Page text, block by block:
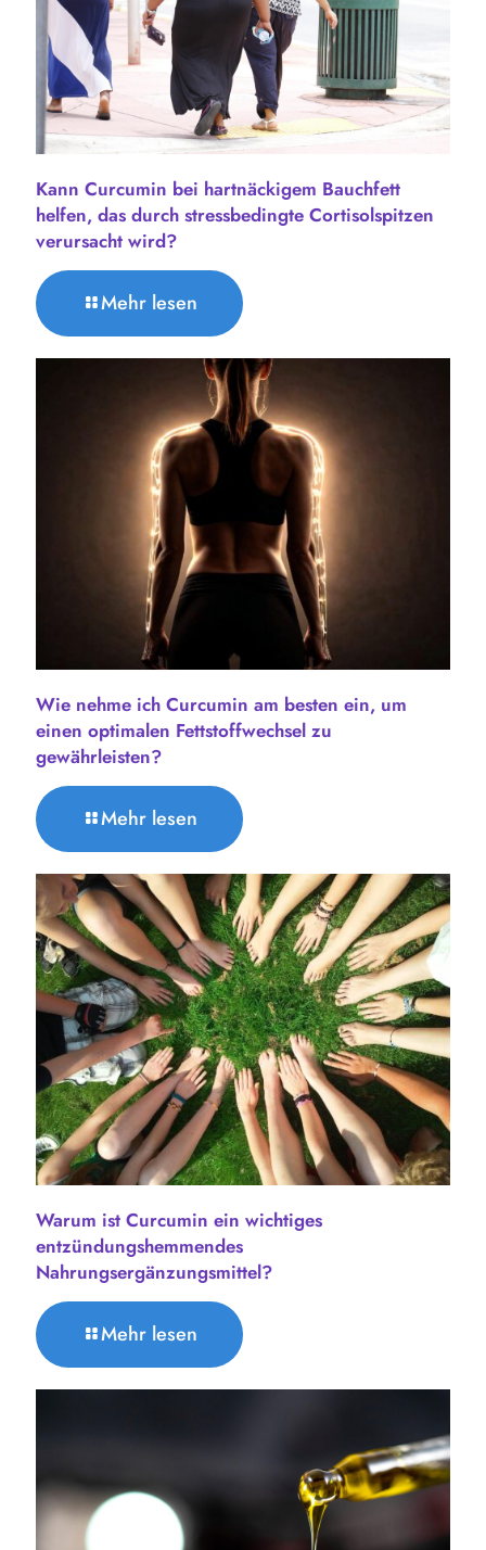
Kann Curcumin bei hartnäckigem Bauchfett
helfen, das durch stressbedingte Cortisolspitzen
verursacht wird?
Mehr lesen
Wie nehme ich Curcumin am besten ein, um
einen optimalen Fettstoffwechsel zu
gewährleisten?
Mehr lesen
Warum ist Curcumin ein wichtiges
entzündungshemmendes
Nahrungsergänzungsmittel?
Mehr lesen